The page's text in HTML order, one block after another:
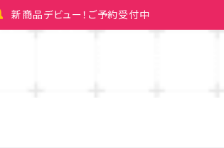
新商品デビュー！ご予約受付中